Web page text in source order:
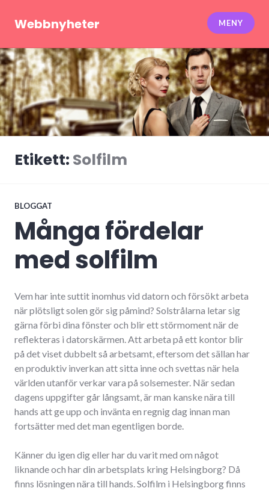
Webbnyheter MENY
Etikett: Solfilm
BLOGGAT
Många fördelar
med solfilm
Vem har inte suttit inomhus vid datorn och försökt arbeta
när plötsligt solen gör sig påmind? Solstrålarna letar sig
gärna förbi dina fönster och blir ett störmoment när de
reflekteras i datorskärmen. Att arbeta på ett kontor blir
på det viset dubbelt så arbetsamt, eftersom det sällan har
en produktiv inverkan att sitta inne och svettas när hela
världen utanför verkar vara på solsemester. När sedan
dagens uppgifter går långsamt, är man kanske nära till
hands att ge upp och invänta en regnig dag innan man
fortsätter med det man egentligen borde.
Känner du igen dig eller har du varit med om något
liknande och har din arbetsplats kring Helsingborg? Då
finns lösningen nära till hands. Solfilm i Helsingborg finns